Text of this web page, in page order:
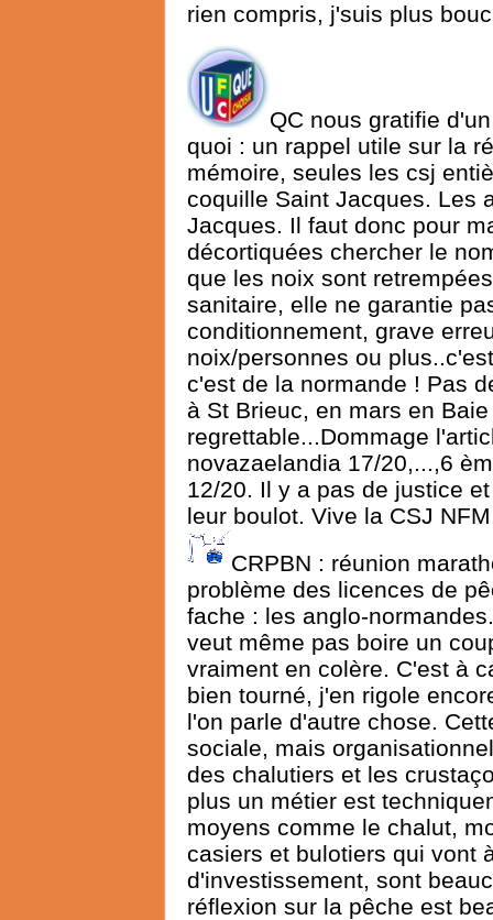
rien compris, j'suis plus
QC nous gratifie
quoi : un rappel utile sur la
mémoire, seules les csj
coquille Saint Jacques. Les
Jacques. Il faut donc pour
décortiquées chercher le
que les noix sont
sanitaire, elle ne garantie
conditionnement, grave
noix/personnes ou
c'est de la normande ! Pas
à St Brieuc, en mars en
regrettable...Dommage
novazaelandia 17/20,...,6
12/20. Il y a pas de justice
leur boulot. Vive la CSJ
CRPBN : réunion
problème des licences de
fache : les anglo-
veut même pas boire un
vraiment en colère. C'est à
bien tourné, j'en rigole
l'on parle d'autre chose.
sociale, mais
des chalutiers et les
plus un métier est
moyens comme le chalut,
casiers et bulotiers qui vont
d'investissement, sont
réflexion sur la pêche est